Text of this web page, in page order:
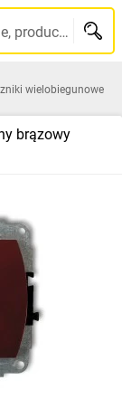
Szukaj po nazwie, indeksie, producencie, kodzie kreskowym...
wielobiegunowe
brązowy